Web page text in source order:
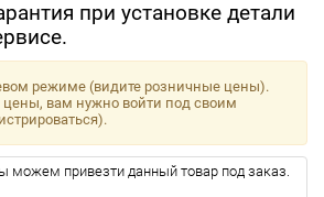
при установке детали
режиме (видите розничные цены).
цены, вам нужно войти под своим
можем привезти данный товар под заказ.